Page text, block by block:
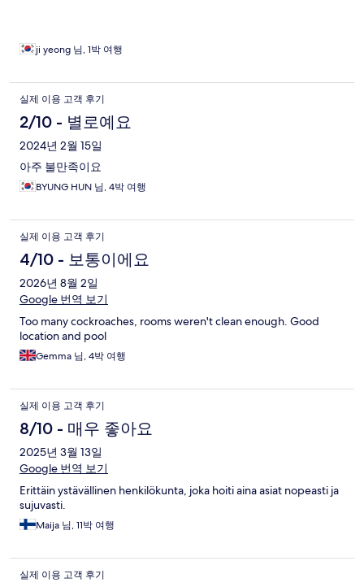
다는데 저는 못느꼇고 일단 직원분들 진짜 친절하셔요!!
ji yeong 님, 1박 여행
실제 이용 고객 후기
2/10 - 별로예요
2024년 2월 15일
아주 불만족이요
BYUNG HUN 님, 4박 여행
실제 이용 고객 후기
4/10 - 보통이에요
2026년 8월 2일
Google 번역 보기
Too many cockroaches, rooms weren't clean enough. Good
location and pool
Gemma 님, 4박 여행
실제 이용 고객 후기
8/10 - 매우 좋아요
2025년 3월 13일
Google 번역 보기
Erittäin ystävällinen henkilökunta, joka hoiti aina asiat nopeasti ja
sujuvasti.
Maija 님, 11박 여행
실제 이용 고객 후기